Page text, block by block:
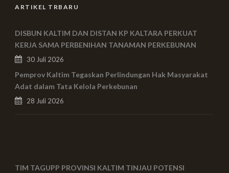
ARTIKEL TRBARU
DISBUN KALTIM DAN DISTAN KP KALTARA PERKUAT
KERJA SAMA PERBENIHAN TANAMAN PERKEBUNAN
30 Juli 2026
Pemprov Kaltim Tegaskan Perlindungan Hak Masyarakat
Adat dalam Tata Kelola Perkebunan
28 Juli 2026
TIM TAGUPP PROVINSI KALTIM TINJAU POTENSI